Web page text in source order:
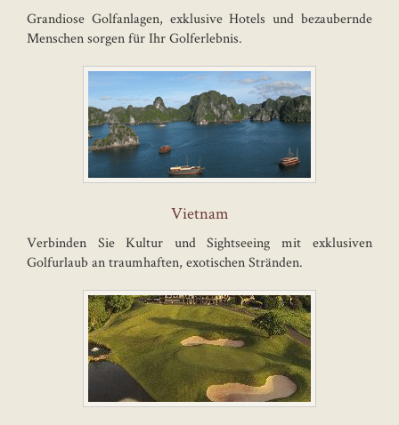
Grandiose Golfanlagen, exklusive Hotels und bezaubernde
Menschen sorgen für Ihr Golferlebnis.
Vietnam
Verbinden Sie Kultur und Sightseeing mit exklusiven
Golfurlaub an traumhaften, exotischen Stränden.